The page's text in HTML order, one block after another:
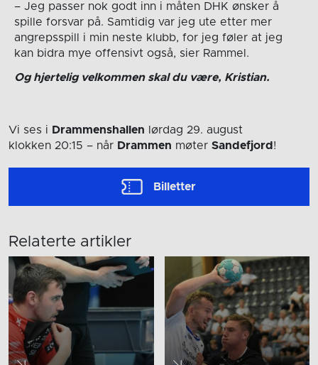
– Jeg passer nok godt inn i måten DHK ønsker å
spille forsvar på. Samtidig var jeg ute etter mer
angrepsspill i min neste klubb, for jeg føler at jeg
kan bidra mye offensivt også, sier Rammel.
Og hjertelig velkommen skal du være, Kristian.
Vi ses i Drammenshallen lørdag 29. august
klokken 20:15 – når Drammen møter Sandefjord !
Billetter
Relaterte artikler